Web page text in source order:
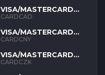
VISA/MASTERCARD
CAD
CARDCAD
VISA/MASTERCARD
CNY
CARDCNY
VISA/MASTERCARD
CZK
CARDCZK